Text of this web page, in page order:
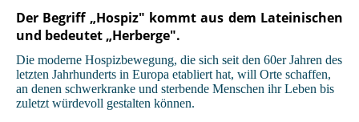
Der Begriff „Hospiz" kommt aus dem Lateinischen
und bedeutet „Herberge".
Die moderne Hospizbewegung, die sich seit den 60er Jahren des
letzten Jahrhunderts in Europa etabliert hat, will Orte schaffen,
an denen schwerkranke und sterbende Menschen ihr Leben bis
zuletzt würdevoll gestalten können.